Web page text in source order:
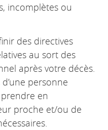
incomplètes ou
des directives
au sort des
après votre décès.
personne
en
proche et/ou de